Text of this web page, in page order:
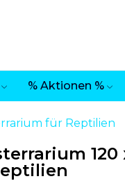
% Aktionen %
für Reptilien